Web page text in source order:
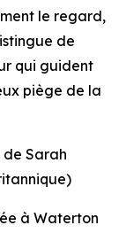
le regard,
de
qui guident
piège de la
de Sarah
à Waterton